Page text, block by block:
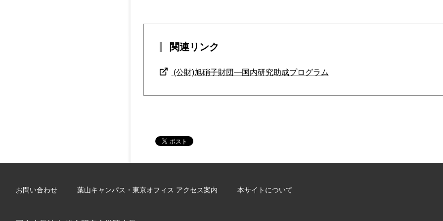
関連リンク
(公財)旭硝子財団―国内研究助成プログラム
お問い合わせ 葉山キャンパス・東京オフィス アクセス案内 本サイトについて